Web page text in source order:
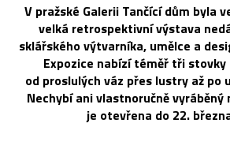
V pražské Galerii Tančící dům byla
velká retrospektivní výstava
sklářského výtvarníka, umělce a
Expozice nabízí téměř tři
od proslulých váz přes lustry až po
Nechybí ani vlastnoručně
je otevřena do 22.